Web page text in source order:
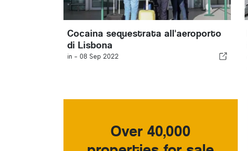
Cocaina sequestrata all'aeroporto
di Lisbona
in - 08 Sep 2022
Over 40,000